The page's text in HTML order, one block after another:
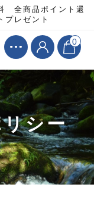
全商品ポイント還
レゼント
0
シー